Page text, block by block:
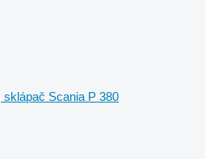
sklápač Scania P 380